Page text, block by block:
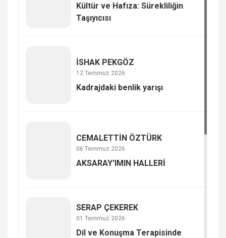
Kültür ve Hafıza: Sürekliliğin
Taşıyıcısı
İSHAK PEKGÖZ
12 Temmuz 2026
Kadrajdaki benlik yarışı
CEMALETTİN ÖZTÜRK
06 Temmuz 2026
AKSARAY'IMIN HALLERİ
SERAP ÇE­KE­REK
01 Temmuz 2026
Dil ve Konuşma Terapisinde